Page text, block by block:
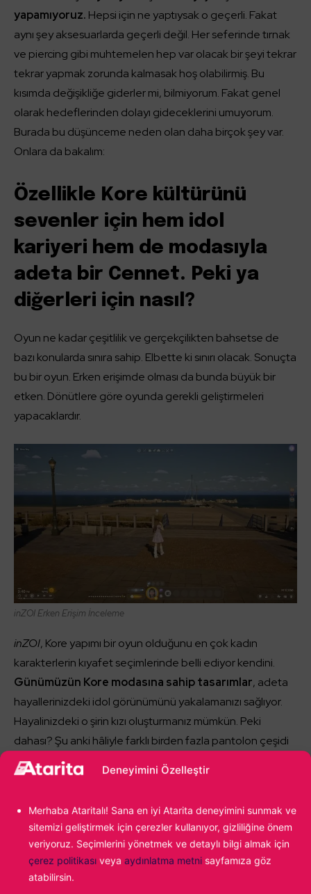
Deneyimini Özelleştir
Merhaba Ataritalı! Sana en iyi Atarita deneyimini sunmak ve
sitemizi geliştirmek için çerezler kullanıyor, gizliliğine önem
veriyoruz. Seçimlerini yönetmek ve detaylı bilgi almak için
çerez politikası veya aydınlatma metni sayfamıza göz
atabilirsin.
yapamıyoruz. Hepsi için ne yaptıysak o geçerli. Fakat
aynı şey aksesuarlarda geçerli değil. Her seferinde tırnak
ve piercing gibi muhtemelen hep var olacak bir şeyi tekrar
tekrar yapmak zorunda kalmasak hoş olabilirmiş. Bu
kısımda değişikliğe giderler mi, bilmiyorum. Fakat genel
olarak hedeflerinden dolayı gideceklerini umuyorum.
Burada bu düşünceme neden olan daha birçok şey var.
Onlara da bakalım:
Özellikle Kore kültürünü
sevenler için hem idol
kariyeri hem de modasıyla
adeta bir Cennet. Peki ya
diğerleri için nasıl?
Oyun ne kadar çeşitlilik ve gerçekçilikten bahsetse de
bazı konularda sınıra sahip. Elbette ki sınırı olacak. Sonuçta
bu bir oyun. Erken erişimde olması da bunda büyük bir
etken. Dönütlere göre oyunda gerekli geliştirmeleri
yapacaklardır.
inZOIErken Erişim İnceleme
inZOI, Kore yapımı bir oyun olduğunu en çok kadın
karakterlerin kıyafet seçimlerinde belli ediyor kendini.
Günümüzün Kore modasına sahip tasarımlar, adeta
hayallerinizdeki idol görünümünü yakalamanızı sağlıyor.
Hayalinizdeki o şirin kızı oluşturmanız mümkün. Peki
dahası? Şu anki hâliyle farklı birden fazla pantolon çeşidi
bulunduran oyunda bir tane düz askılı elbise
bulundurmaması bana çok absürt geldi. Ya da
pamuklu şort bile bulamamak… Bu tarz bir yaşam
simülasyonu, çeşitliliğe giderken temelde olması
gerekenlerin üstüne koyar diye düşünüyordum. Elbette ki
eklemezler demiyorum ama şu an oyuna girdiğinizde